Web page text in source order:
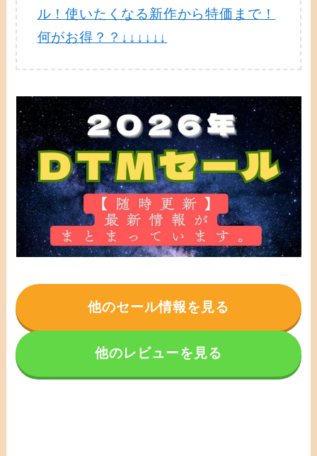
ル！使いたくなる新作から特価まで！
何がお得？？↓↓↓↓↓↓
他のセール情報を見る
他のレビューを見る